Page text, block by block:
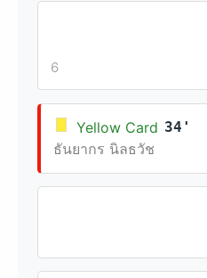
6
Yellow Card 34'
ธันยากร นิลธวัช